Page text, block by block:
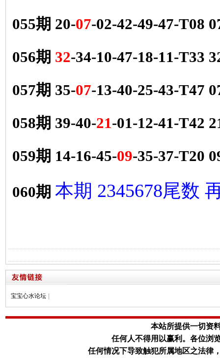
055期 20-07-02-42-49-47-T08
056期 32-34-10-47-18-11-T33
057期 35-07-13-40-25-43-T47
058期 39-40-21-01-12-41-T42
059期 14-16-45-09-35-37-T20
060期 本期 2345678尾数
宝宝心水论坛
本站所提供一切资
任何人不得用以赢利。 各位浏
任何情况下导致触犯所属地区之法律